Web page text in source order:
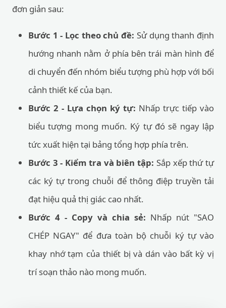
đơn giản sau:
Bước 1 - Lọc theo chủ đề: Sử dụng thanh định
hướng nhanh nằm ở phía bên trái màn hình để
di chuyển đến nhóm biểu tượng phù hợp với bối
cảnh thiết kế của bạn.
Bước 2 - Lựa chọn ký tự: Nhấp trực tiếp vào
biểu tượng mong muốn. Ký tự đó sẽ ngay lập
tức xuất hiện tại bảng tổng hợp phía trên.
Bước 3 - Kiểm tra và biên tập: Sắp xếp thứ tự
các ký tự trong chuỗi để thông điệp truyền tải
đạt hiệu quả thị giác cao nhất.
Bước 4 - Copy và chia sẻ: Nhấp nút "SAO
CHÉP NGAY" để đưa toàn bộ chuỗi ký tự vào
khay nhớ tạm của thiết bị và dán vào bất kỳ vị
trí soạn thảo nào mong muốn.